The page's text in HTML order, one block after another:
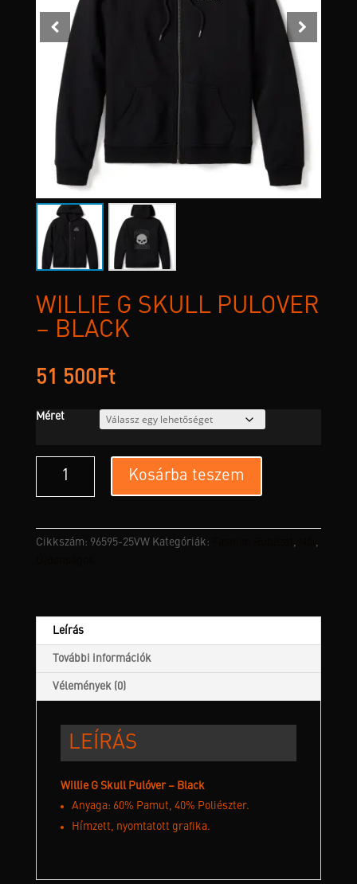
WILLIE G SKULL PULÓVER
– BLACK
51 500 Ft
Méret
-
Kosárba teszem
Cikkszám: 96595-25VW Kategóriák: ,
,
Leírás
További információk
Vélemények (0)
LEÍRÁS
Willie G Skull Pulóver – Black
Anyaga: 60% Pamut, 40% Poliészter.
Hímzett, nyomtatott grafika.